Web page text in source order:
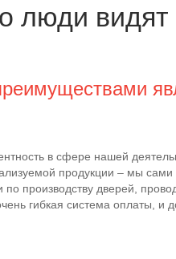
люди
в сфере нашей
продукции – мы
производству дверей,
гибкая система оплаты, и